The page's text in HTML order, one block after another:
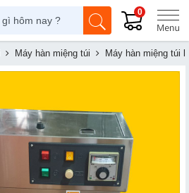
0
Máy hàn miệng túi Máy hàn miệng túi